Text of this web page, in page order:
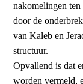
nakomelingen
door de
van Kaleb en
structuur.
Opvallend is dat
worden vermeld,